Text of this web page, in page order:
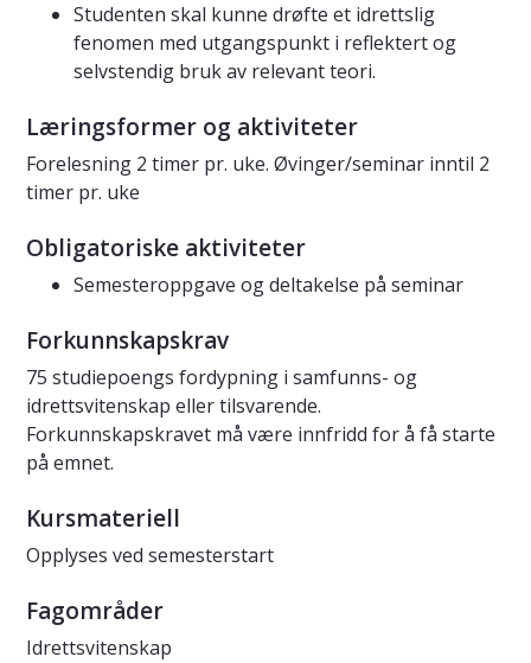
Studenten skal kunne drøfte et idrettslig
fenomen med utgangspunkt i reflektert og
selvstendig bruk av relevant teori.
Læringsformer og aktiviteter
Forelesning 2 timer pr. uke. Øvinger/seminar inntil 2
timer pr. uke
Obligatoriske aktiviteter
Semesteroppgave og deltakelse på seminar
Forkunnskapskrav
75 studiepoengs fordypning i samfunns- og
idrettsvitenskap eller tilsvarende.
Forkunnskapskravet må være innfridd for å få starte
på emnet.
Kursmateriell
Opplyses ved semesterstart
Fagområder
Idrettsvitenskap